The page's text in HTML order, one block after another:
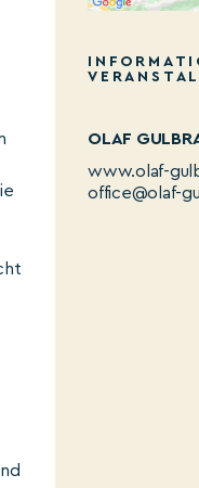
OLAF
www.olaf-
office@olaf-